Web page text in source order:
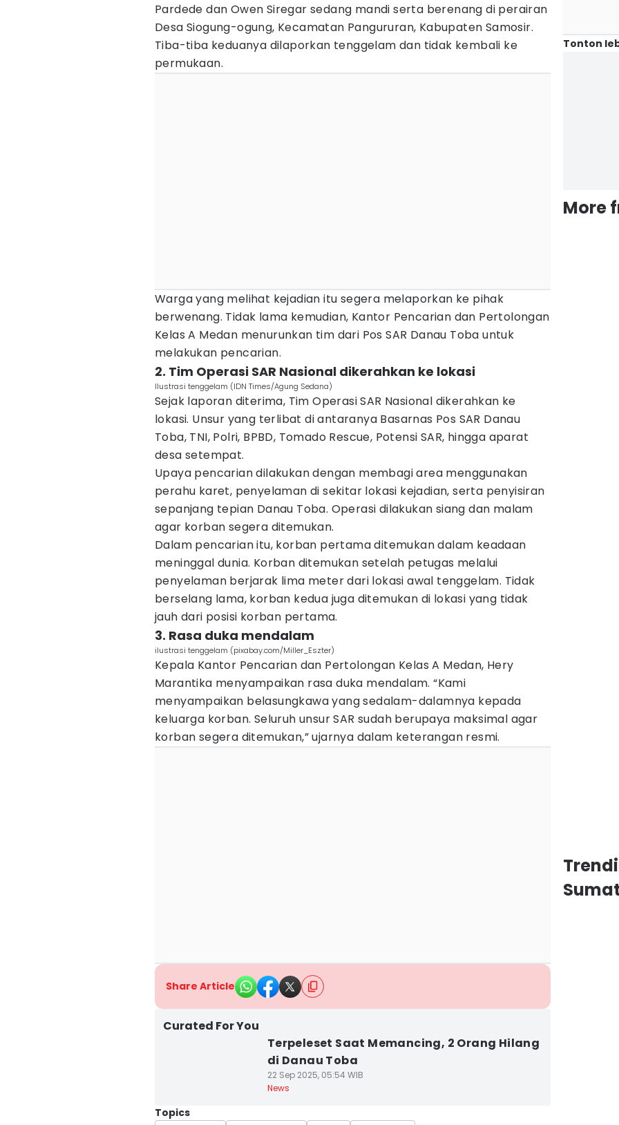
Pardede dan Owen Siregar sedang mandi serta berenang di perairan
Desa Siogung-ogung, Kecamatan Pangururan, Kabupaten Samosir.
Tiba-tiba keduanya dilaporkan tenggelam dan tidak kembali ke
permukaan.
Warga yang melihat kejadian itu segera melaporkan ke pihak
berwenang. Tidak lama kemudian, Kantor Pencarian dan Pertolongan
Kelas A Medan menurunkan tim dari Pos SAR Danau Toba untuk
melakukan pencarian.
2. Tim Operasi SAR Nasional dikerahkan ke lokasi
Ilustrasi tenggelam (IDN Times/Agung Sedana)
Sejak laporan diterima, Tim Operasi SAR Nasional dikerahkan ke
lokasi. Unsur yang terlibat di antaranya Basarnas Pos SAR Danau
Toba, TNI, Polri, BPBD, Tomado Rescue, Potensi SAR, hingga aparat
desa setempat.
Upaya pencarian dilakukan dengan membagi area menggunakan
perahu karet, penyelaman di sekitar lokasi kejadian, serta penyisiran
sepanjang tepian Danau Toba. Operasi dilakukan siang dan malam
agar korban segera ditemukan.
Dalam pencarian itu, korban pertama ditemukan dalam keadaan
meninggal dunia. Korban ditemukan setelah petugas melalui
penyelaman berjarak lima meter dari lokasi awal tenggelam. Tidak
berselang lama, korban kedua juga ditemukan di lokasi yang tidak
jauh dari posisi korban pertama.
3. Rasa duka mendalam
ilustrasi tenggelam (pixabay.com/Miller_Eszter)
Kepala Kantor Pencarian dan Pertolongan Kelas A Medan, Hery
Marantika menyampaikan rasa duka mendalam. “Kami
menyampaikan belasungkawa yang sedalam-dalamnya kepada
keluarga korban. Seluruh unsur SAR sudah berupaya maksimal agar
korban segera ditemukan,” ujarnya dalam keterangan resmi.
Share Article
Curated For You
Terpeleset Saat Memancing, 2 Orang Hilang
di Danau Toba
22 Sep 2025, 05:54 WIB
News
Topics
Tonton
More